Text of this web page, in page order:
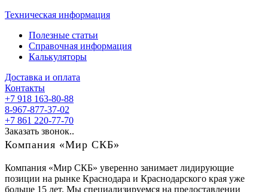
Техническая информация
Полезные статьи
Справочная информация
Калькуляторы
Доставка и оплата
Контакты
+7 918 163-80-88
8-967-877-37-02
+7 861 220-77-70
Заказать звонок..
Компания «Мир СКБ»
Компания «Мир СКБ» уверенно занимает лидирующие
позиции на рынке Краснодара и Краснодарского края уже
больше 15 лет. Мы специализируемся на предоставлении